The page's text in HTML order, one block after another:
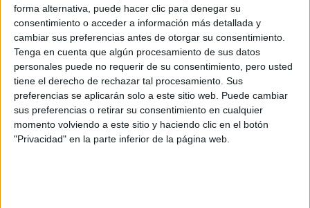
forma alternativa, puede hacer clic para denegar su
consentimiento o acceder a información más detallada y
cambiar sus preferencias antes de otorgar su consentimiento.
Tenga en cuenta que algún procesamiento de sus datos
personales puede no requerir de su consentimiento, pero usted
tiene el derecho de rechazar tal procesamiento. Sus
preferencias se aplicarán solo a este sitio web. Puede cambiar
sus preferencias o retirar su consentimiento en cualquier
momento volviendo a este sitio y haciendo clic en el botón
"Privacidad" en la parte inferior de la página web.